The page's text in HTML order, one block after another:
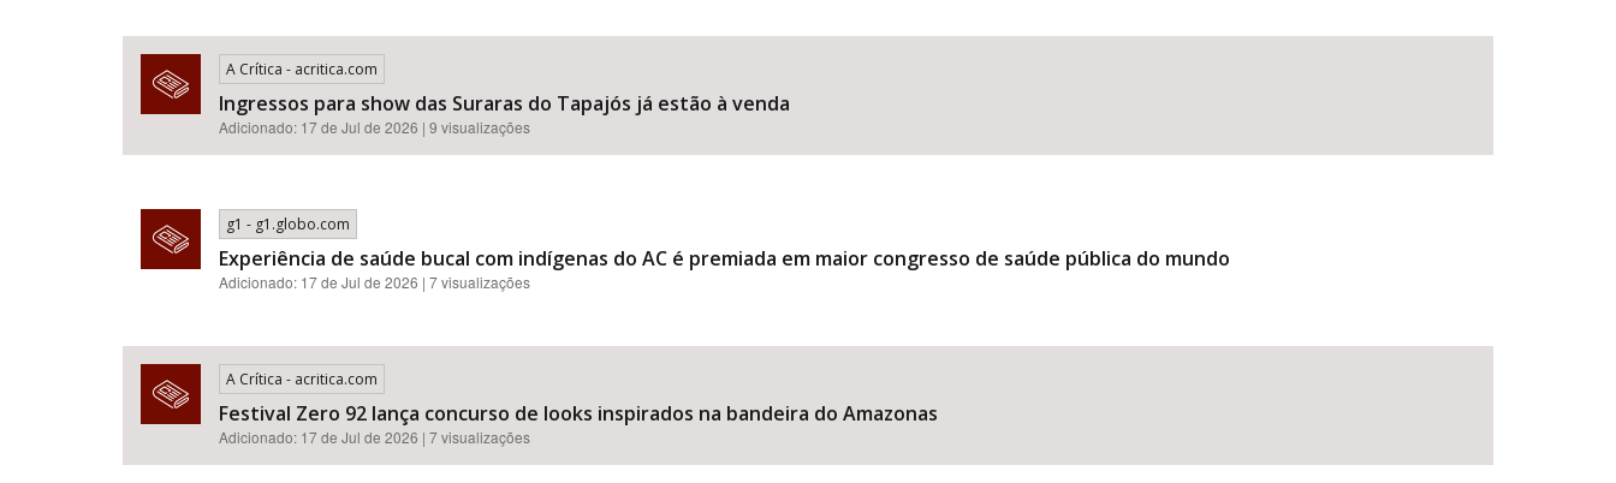
A Crítica - acritica.com
Ingressos para show das Suraras do Tapajós já estão à venda
Adicionado: 17 de Jul de 2026 | 9 visualizações
g1 - g1.globo.com
Experiência de saúde bucal com indígenas do AC é premiada em maior congresso de saúde pública do mundo
Adicionado: 17 de Jul de 2026 | 7 visualizações
A Crítica - acritica.com
Festival Zero 92 lança concurso de looks inspirados na bandeira do Amazonas
Adicionado: 17 de Jul de 2026 | 7 visualizações